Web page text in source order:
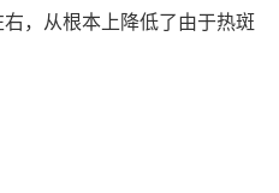
，从根本上降低了由于热斑